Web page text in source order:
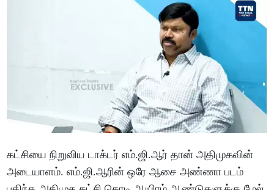
கட்சியை நிறுவிய டாக்டர் எம்.ஜி.ஆர் தான் அதிமுகவின்
அடையாளம். எம்.ஜி.ஆரின் ஒரே ஆசை அண்ணா படம்